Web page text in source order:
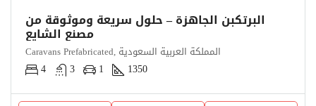
البرتكبن الجاهزة – حلول سريعة وموثوقة من
مصنع الشايع
Caravans Prefabricated, المملكة العربية السعودية
4 3 1 1350